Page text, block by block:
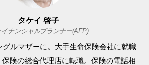
タケイ 啓子
イナンシャルプランナー(AFP)
グルマザーに。大手生命保険会社に就職
保険の総合代理店に転職。保険の電話相